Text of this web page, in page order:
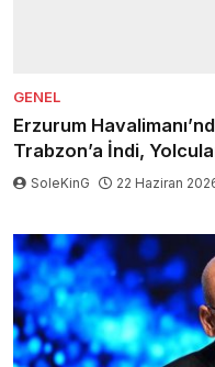
GENEL
Erzurum
Trabzon’a İndi,
SoleKinG 22 Haziran